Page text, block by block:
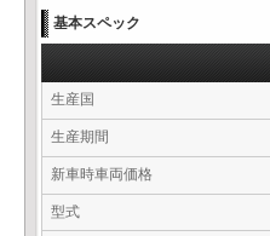
基本スペック
生産国
生産期間
新車時車両価格
型式